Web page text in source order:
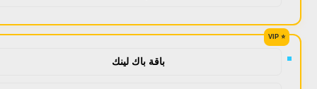
باقة باك لينك